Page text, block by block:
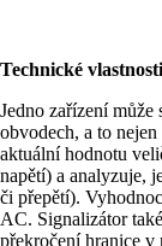
Technické vlastnosti
Jedno zařízení
obvodech, a to
aktuální hodnotu
napětí) a analyzuje,
či přepětí).
AC. Signalizátor
překročení hranice v